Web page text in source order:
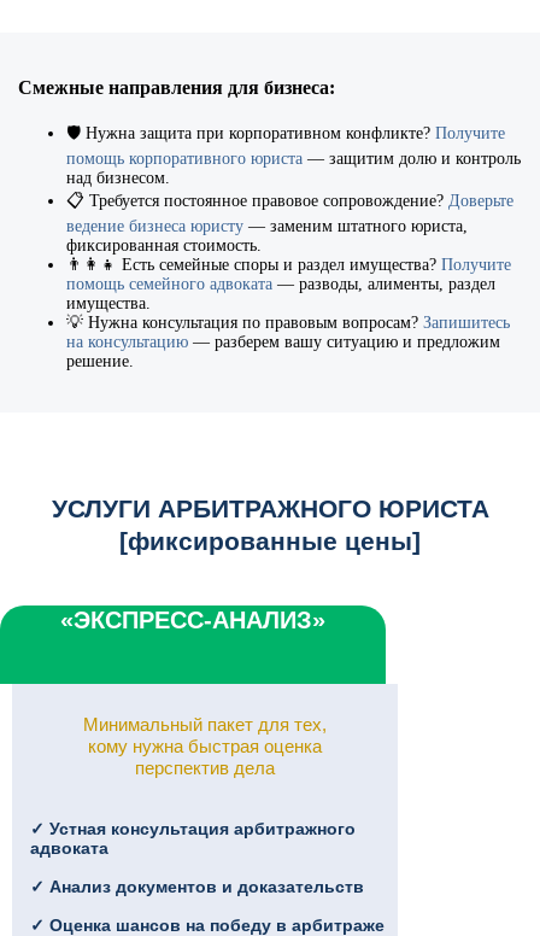
Смежные направления для бизнеса:
🛡️ Нужна защита при корпоративном конфликте? Получите
помощь корпоративного юриста — защитим долю и контроль
над бизнесом.
📋 Требуется постоянное правовое сопровождение? Доверьте
ведение бизнеса юристу — заменим штатного юриста,
фиксированная стоимость.
👨‍👩‍👧 Есть семейные споры и раздел имущества? Получите
помощь семейного адвоката — разводы, алименты, раздел
имущества.
💡 Нужна консультация по правовым вопросам? Запишитесь
на консультацию — разберем вашу ситуацию и предложим
решение.
УСЛУГИ АРБИТРАЖНОГО ЮРИСТА
[фиксированные цены]
«ЭКСПРЕСС-АНАЛИЗ»
Минимальный пакет для тех,
кому нужна быстрая оценка
перспектив дела
✓ Устная консультация арбитражного
адвоката
✓ Анализ документов и доказательств
✓ Оценка шансов на победу в арбитраже